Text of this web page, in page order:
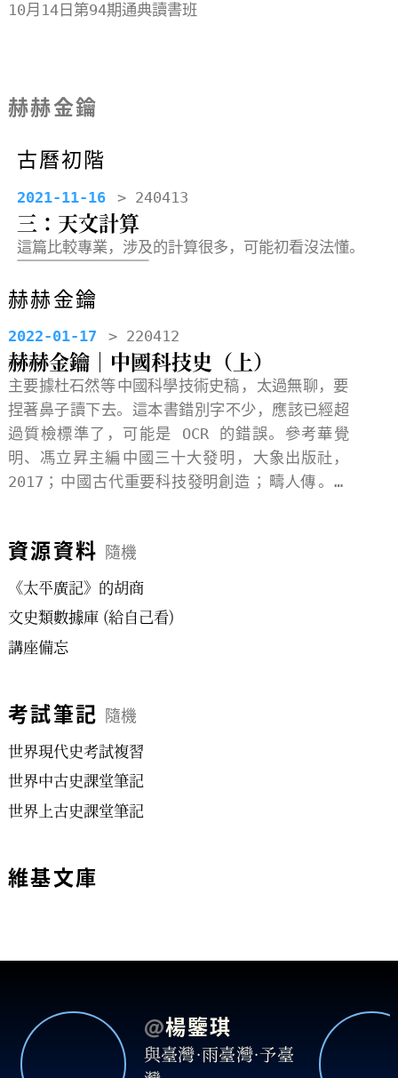
10月14日第94期通典讀書班
赫赫金鑰
古曆初階
2021-11-16 > 240413
三：天文計算
這篇比較專業，涉及的計算很多，可能初看沒法懂。
赫赫金鑰
2022-01-17 > 220412
赫赫金鑰｜中國科技史（上）
主要據杜石然等中國科學技術史稿 ，太過無聊，要
捏著鼻子讀下去。這本書錯別字不少，應該已經超
過質檢標準了，可能是 OCR 的錯誤。參考華覺
明、馮立昇主編 中國三十大發明 ，大象出版社，
2017； 中國古代重要科技發明創造 ； 疇人傳。以
資源資料 隨機
《太平廣記》的胡商
文史類數據庫 (給自己看)
講座備忘
考試筆記 隨機
世界現代史考試複習
世界中古史課堂筆記
世界上古史課堂筆記
維基文庫
@楊鑒琪
與臺灣·雨臺灣·予臺